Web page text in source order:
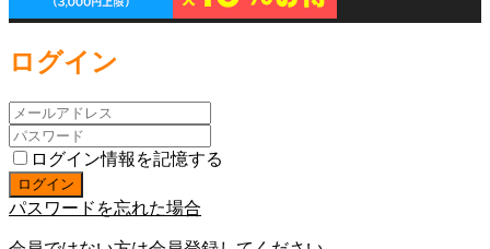
ログイン
ログイン情報を記憶する
パスワードを忘れた場合